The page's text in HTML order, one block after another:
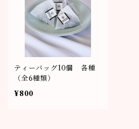
ティーバッグ10個 各種
（全6種類）
¥800